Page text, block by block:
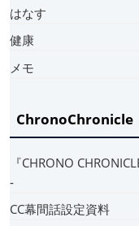
はなす
健康
メモ
ChronoChronicle
『CHRONO
‐
CC幕間話設定資料